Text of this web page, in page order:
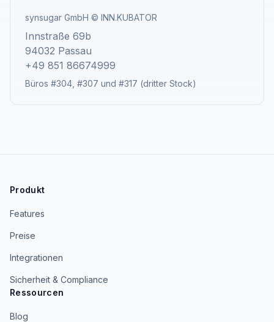
synsugar GmbH © INN.KUBATOR
Innstraße 69b
94032 Passau
+49 851 86674999
Büros #304, #307 und #317 (dritter Stock)
Produkt
Features
Preise
Integrationen
Sicherheit & Compliance
Ressourcen
Blog